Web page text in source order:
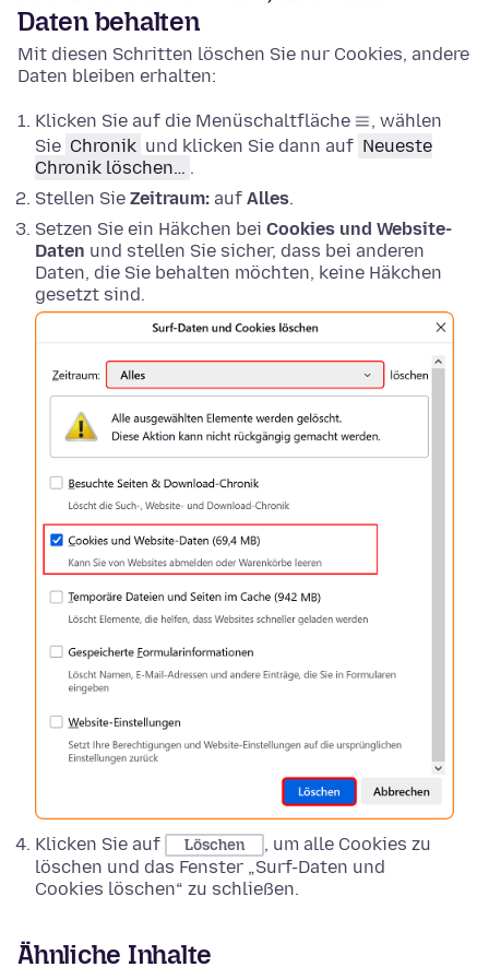
Daten behalten
Mit diesen Schritten löschen Sie nur Cookies, andere
Daten bleiben erhalten:
Klicken Sie auf die Menüschaltfläche
, wählen
Sie Chronik und klicken Sie dann auf Neueste
Chronik löschen… .
Stellen Sie Zeitraum: auf Alles.
Setzen Sie ein Häkchen bei Cookies und Website-
Daten und stellen Sie sicher, dass bei anderen
Daten, die Sie behalten möchten, keine Häkchen
gesetzt sind.
Klicken Sie auf Löschen
, um alle Cookies zu
löschen und das Fenster „Surf-Daten und
Cookies löschen“ zu schließen.
Ähnliche Inhalte